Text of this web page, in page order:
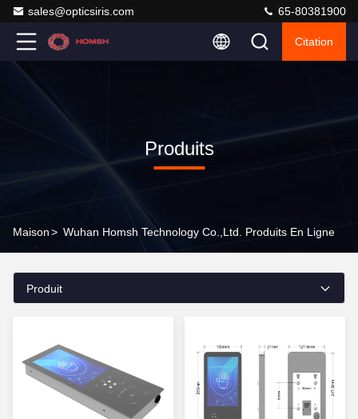
sales@opticsiris.com 65-80381900
Citation
Produits
Maison> Wuhan Homsh Technology Co.,Ltd. Produits En Ligne
Produit